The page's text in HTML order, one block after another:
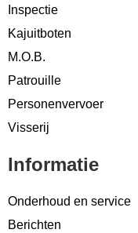
Inspectie
Kajuitboten
M.O.B.
Patrouille
Personenvervoer
Visserij
Informatie
Onderhoud en service
Berichten